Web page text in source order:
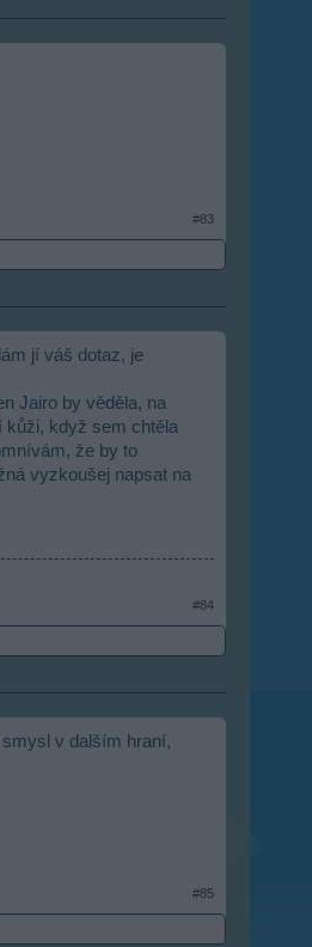
#83
jí váš dotaz, je
Jairo by věděla, na
kůži, když sem chtěla
že by to
vyzkoušej napsat na
#84
v dalším hraní,
#85